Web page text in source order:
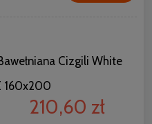
Cizgili White
160x200
210,60 zł